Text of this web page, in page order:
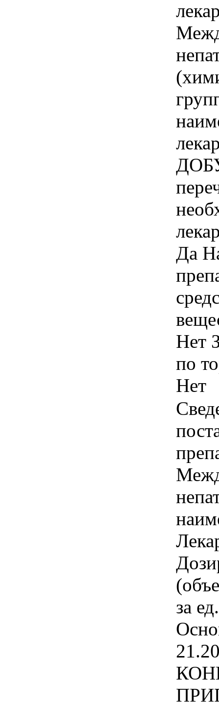
Да
Нет
по
Нет
за